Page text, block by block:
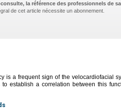
la référence des professionnels de
de cet article nécessite un abonnement.
is a frequent sign of the velocardiofacial
establish a correlation between this